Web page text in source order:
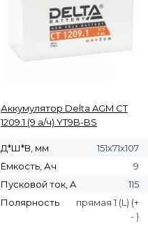
Аккумулятор Delta AGM СТ
1209.1 (9 а/ч) YT9B-BS
Д*Ш*В, мм
151х71х107
Ёмкость, Ач
9
Пусковой ток, A
115
Полярность
прямая 1 (L) (+
- )